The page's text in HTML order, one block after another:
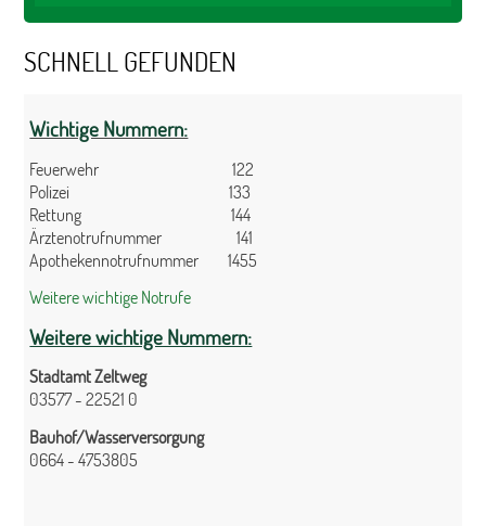
SCHNELL GEFUNDEN
Wichtige Nummern:
Feuerwehr 122
Polizei 133
Rettung 144
Ärztenotrufnummer 141
Apothekennotrufnummer 1455
Weitere wichtige Notrufe
Weitere wichtige Nummern:
Stadtamt Zeltweg
03577 - 22521 0
Bauhof/Wasserversorgung
0664 - 4753805